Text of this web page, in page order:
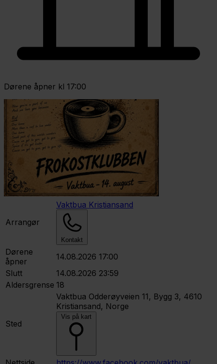
Dørene åpner kl 17:00
Arrangør
Vaktbua Kristiansand
Kontakt
Dørene
åpner
14.08.2026 17:00
Slutt
14.08.2026 23:59
Aldersgrense 18
Sted
Vaktbua Odderøyveien 11, Bygg 3, 4610
Kristiansand, Norge
Vis på kart